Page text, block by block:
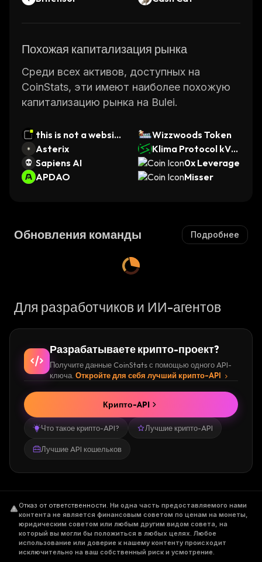
Похожая капитализация рынка
Среди всех активов, доступных на
CoinStats, эти имеют наиболее похожую
капитализацию рынка на Bulei.
this is not a websit
e
Wizzwoods Token
Asterix
Klima Protocol kVC
M
Sapiens AI
0x Leverage
APDAO
Misser
Обновления команды Подробнее
Для разработчиков и ИИ-агентов
Разрабатываете крипто-проект?
Получите данные CoinStats с помощью одного API-
ключа. Откройте для себя лучший крипто-API
Что такое крипто-API? Лучшие крипто-API
Лучшие API кошельков
Крипто-API
Отказ от ответственности. Ни одна часть предоставляемого нами
контента не является финансовым советом по ценам на монеты,
юридическим советом или любым другим видом совета, на
который вы могли бы положиться в любых целях. Любое
использование или доверие к нашему контенту происходит
исключительно на ваш собственный риск и усмотрение.